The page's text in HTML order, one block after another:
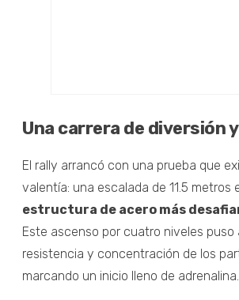
Una carrera de diversión
El rally arrancó con una prueba que
valentía: una escalada de 11.5 metros
estructura de acero más
Este ascenso por cuatro niveles puso
resistencia y concentración de los
marcando un inicio lleno de adrenalina.